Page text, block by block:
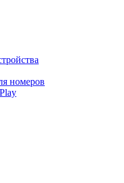
номеров